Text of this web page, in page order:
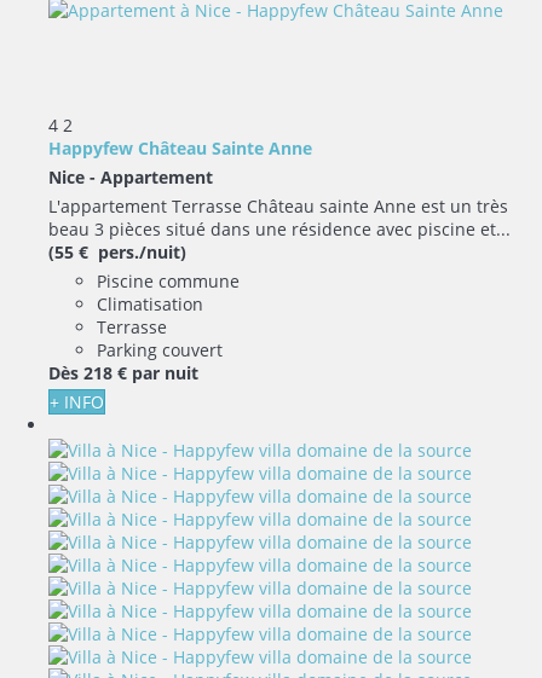
4 2
Happyfew Château Sainte Anne
Nice - Appartement
L'appartement Terrasse Château sainte Anne est un très
beau 3 pièces situé dans une résidence avec piscine et...
(55 € pers./nuit)
Piscine commune
Climatisation
Terrasse
Parking couvert
Dès 218 € par nuit
+ INFO